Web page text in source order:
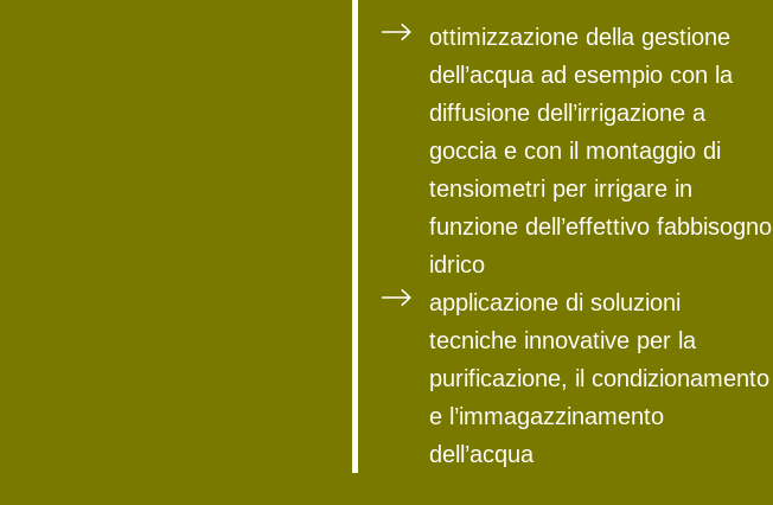
ottimizzazione della gestione
dell’acqua ad esempio con la
diffusione dell’irrigazione a
goccia e con il montaggio di
tensiometri per irrigare in
funzione dell’effettivo fabbisogno
idrico
applicazione di soluzioni
tecniche innovative per la
purificazione, il condizionamento
e l’immagazzinamento
dell’acqua